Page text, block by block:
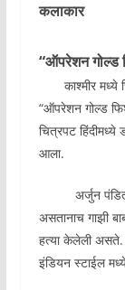
“ऑपरेशन गोल्ड
काश्मीर मध्ये
“ऑपरेशन गोल्ड
चित्रपट हिंदीमध्ये
आला.
अर्जुन पंडित
असतानाच गाझी
हत्या केलेली असते.
इंडियन स्टाईल